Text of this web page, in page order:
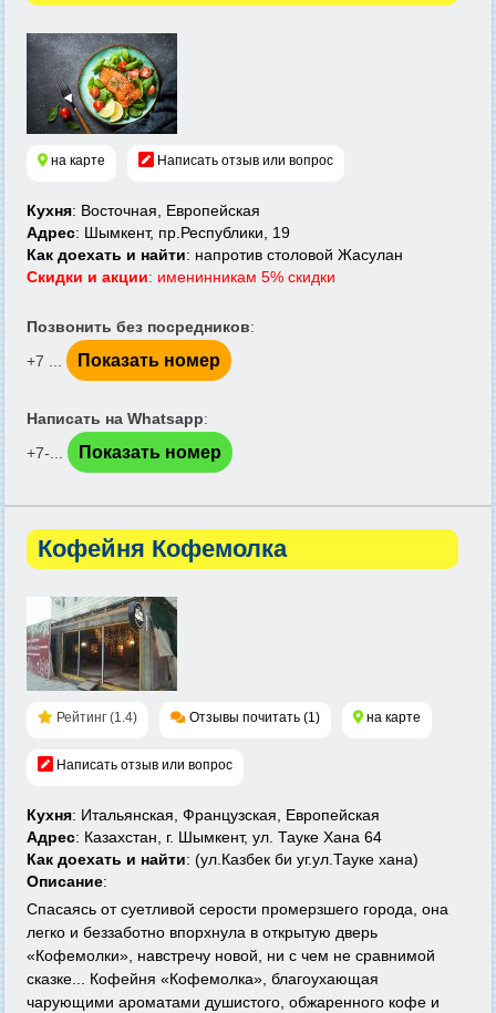
на карте Написать отзыв или вопрос
Кухня: Восточная, Европейская
Адрес: Шымкент, пр.Республики, 19
Как доехать и найти: напротив столовой Жасулан
Скидки и акции: именинникам 5% скидки
Позвонить без посредников:
+7 ...
Показать номер
Написать на Whatsapp:
+7-...
Показать номер
Кофейня Кофемолка
Рейтинг (1.4) Отзывы почитать (1) на карте
Написать отзыв или вопрос
Кухня: Итальянская, Французская, Европейская
Адрес: Казахстан, г. Шымкент, ул. Тауке Хана 64
Как доехать и найти: (ул.Казбек би уг.ул.Тауке хана)
Описание:
Спасаясь от суетливой серости промерзшего города, она
легко и беззаботно впорхнула в открытую дверь
«Кофемолки», навстречу новой, ни с чем не сравнимой
сказке... Кофейня «Кофемолка», благоухающая
чарующими ароматами душистого, обжаренного кофе и